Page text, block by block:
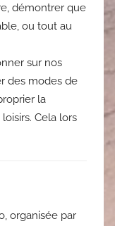
démontrer que
ou tout au
sur nos
des modes de
la
Cela lors
organisée par